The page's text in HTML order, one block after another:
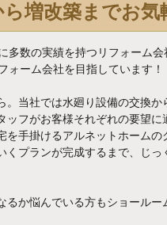
増改築までお
多数の実績を持つリフォーム
ーム会社を目指しています！
当社では水廻り設備の交換か
ッフがお客様それぞれの要望に
を手掛けるアルネットホームの
プランが完成するまで、じっ
るか悩んでいる方もショールー